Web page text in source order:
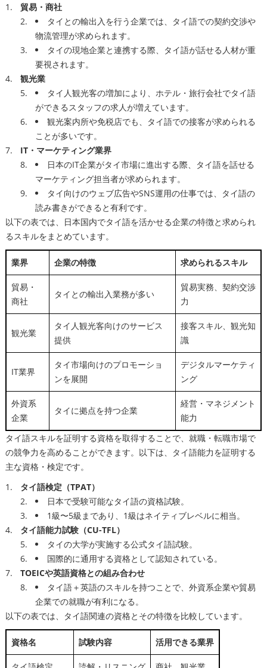
貿易・商社
タイとの輸出入を行う企業では、タイ語での契約交渉や
物流管理が求められます。
タイの現地企業と連携する際、タイ語が話せる人材が重
要視されます。
観光業
タイ人観光客の増加により、ホテル・旅行会社でタイ語
ができるスタッフの求人が増えています。
観光案内所や免税店でも、タイ語での接客が求められる
ことが多いです。
IT・マーケティング業界
日本のIT企業がタイ市場に進出する際、タイ語を話せる
マーケティング担当者が求められます。
タイ向けのウェブ広告やSNS運用の仕事では、タイ語の
読み書きができると有利です。
以下の表では、日本国内でタイ語を活かせる企業の特徴と求められ
るスキルをまとめています。
業界 企業の特徴 求められるスキル
貿易・
商社
タイとの輸出入業務が多い
貿易実務、契約交渉
力
観光業
タイ人観光客向けのサービス
提供
接客スキル、観光知
識
IT業界
タイ市場向けのプロモーショ
ンを展開
デジタルマーケティ
ング
外資系
企業
タイに拠点を持つ企業
経営・マネジメント
能力
タイ語スキルを証明する資格を取得することで、就職・転職市場で
の競争力を高めることができます。以下は、タイ語能力を証明する
主な資格・検定です。
タイ語検定（TPAT）
日本で受験可能なタイ語の資格試験。
1級〜5級まであり、1級はネイティブレベルに相当。
タイ語能力試験（CU-TFL）
タイの大学が実施する公式タイ語試験。
国際的に通用する資格として認知されている。
TOEICや英語資格との組み合わせ
タイ語＋英語のスキルを持つことで、外資系企業や貿易
企業での就職が有利になる。
以下の表では、タイ語関連の資格とその特徴を比較しています。
資格名 試験内容 活用できる業界